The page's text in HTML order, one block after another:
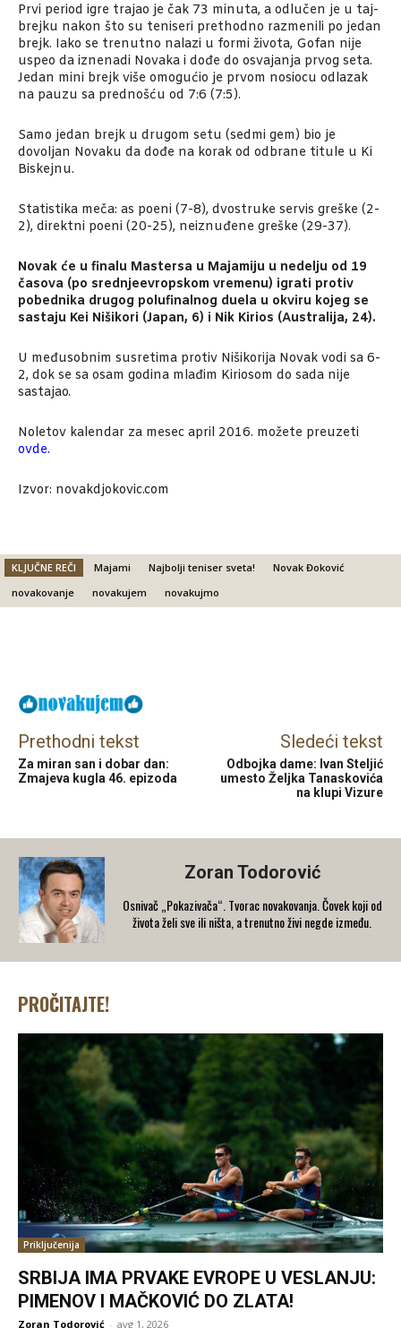
Prvi period igre trajao je čak 73 minuta, a odlučen je u taj-
brejku nakon što su teniseri prethodno razmenili po jedan
brejk. Iako se trenutno nalazi u formi života, Gofan nije
uspeo da iznenadi Novaka i dođe do osvajanja prvog seta.
Jedan mini brejk više omogućio je prvom nosiocu odlazak
na pauzu sa prednošću od 7:6 (7:5).
Samo jedan brejk u drugom setu (sedmi gem) bio je
dovoljan Novaku da dođe na korak od odbrane titule u Ki
Biskejnu.
Statistika meča: as poeni (7-8), dvostruke servis greške (2-
2), direktni poeni (20-25), neiznuđene greške (29-37).
Novak će u finalu Mastersa u Majamiju u nedelju od 19
časova (po srednjeevropskom vremenu) igrati protiv
pobednika drugog polufinalnog duela u okviru kojeg se
sastaju Kei Nišikori (Japan, 6) i Nik Kirios (Australija, 24).
U međusobnim susretima protiv Nišikorija Novak vodi sa 6-
2, dok se sa osam godina mlađim Kiriosom do sada nije
sastajao.
Noletov kalendar za mesec april 2016. možete preuzeti
ovde.
Izvor: novakdjokovic.com
KLJUČNE REČI Majami Najbolji teniser sveta!
Novak Đoković
novakovanje
novakujem novakujmo
Prethodni tekst
Za miran san i dobar dan:
Zmajeva kugla 46. epizoda
Sledeći tekst
Odbojka dame: Ivan Steljić
umesto Željka Tanaskovića
na klupi Vizure
Zoran Todorović
Osnivač „Pokazivača“. Tvorac novakovanja. Čovek koji od
života želi sve ili ništa, a trenutno živi negde između.
PROČITAJTE!
Priključenija
SRBIJA IMA PRVAKE EVROPE U VESLANJU:
PIMENOV I MAČKOVIĆ DO ZLATA!
Zoran Todorović - avg 1, 2026